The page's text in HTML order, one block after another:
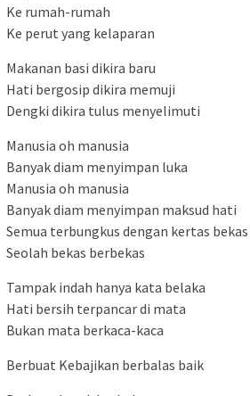
Ke rumah-rumah
Ke perut yang kelaparan
Makanan basi dikira baru
Hati bergosip dikira memuji
Dengki dikira tulus menyelimuti
Manusia oh manusia
Banyak diam menyimpan luka
Manusia oh manusia
Banyak diam menyimpan maksud hati
Semua terbungkus dengan kertas
Seolah bekas berbekas
Tampak indah hanya kata belaka
Hati bersih terpancar di mata
Bukan mata berkaca-kaca
Berbuat Kebajikan berbalas baik